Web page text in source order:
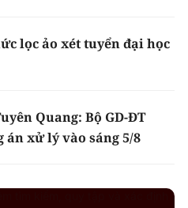
lọc ảo xét tuyển đại học
Quang: Bộ GD-ĐT
án xử lý vào sáng 5/8